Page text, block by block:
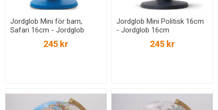
Jordglob Mini för barn,
Safari 16cm - Jordglob
245 kr
Jordglob Mini Politisk 16cm
- Jordglob 16cm
245 kr